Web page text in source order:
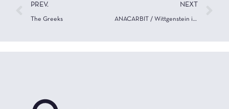
PREV.
The Greeks
NEXT
ANACARBIT / Wittgenstein in retort